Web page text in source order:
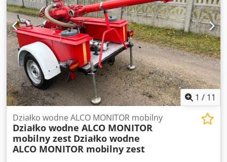
robocze: PN10 Lepkość medium: 1,0 mm²/s Rok produkcji:
2023 Produkcja: Made in Germany Oznaczenia: CE, EAC,
UKCA Stan Nowa – magazynowa Nigdy nie uruchamiana
Oryginalny karton Instrukcja obsługi / montażu w
komplecie Stan dokładnie jak na zdjęciach Zastosowanie
instalacje przemysłowe układy procesowe Chedpfjyhhqxjx
Aklea chłodzenie, woda technologiczna instalacje
techniczne i produkcyjne
1 / 11
Działko wodne ALCO MONITOR mobilny
Działko wodne ALCO MONITOR
mobilny zest Działko wodne
ALCO MONITOR mobilny zest